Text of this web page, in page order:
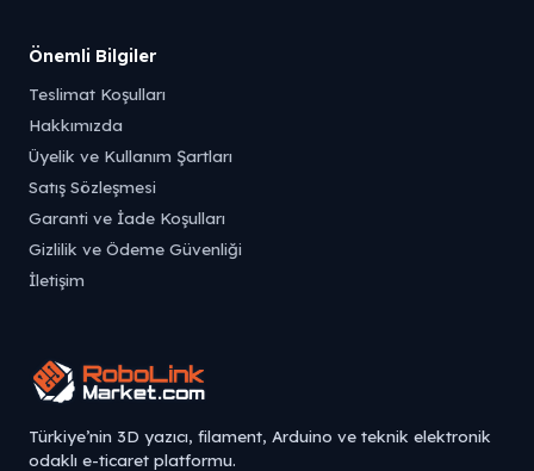
Önemli Bilgiler
Teslimat Koşulları
Hakkımızda
Üyelik ve Kullanım Şartları
Satış Sözleşmesi
Garanti ve İade Koşulları
Gizlilik ve Ödeme Güvenliği
İletişim
Türkiye’nin 3D yazıcı, filament, Arduino ve teknik elektronik
odaklı e-ticaret platformu.